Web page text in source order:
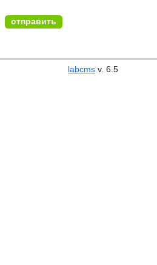
labcms v. 6.5